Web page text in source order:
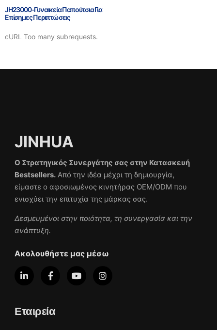
JH23000-Γυναικεία Παπούτσια Για
Επίσημες Περιπτώσεις
cURL Too many subrequests.
JINHUA
Ο Στρατηγικός Συνεργάτης σας στην Κατασκευή
Bestsellers. Από την ιδέα μέχρι τη δημιουργία,
είμαστε ο αφοσιωμένος κινητήρας OEM/ODM που
ενισχύει την επιτυχία της μάρκας σας.
Δεσμευμένοι στην ποιότητα, τη συνεργασία και την
ανάπτυξη.
Ακολουθήστε μας μέσω
Εταιρεία